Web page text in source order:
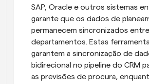
SAP, Oracle e outros sistemas
garante que os dados de
permanecem sincronizados
departamentos. Estas
garantem a sincronização de
bidirecional no pipeline do CRM
as previsões de procura,